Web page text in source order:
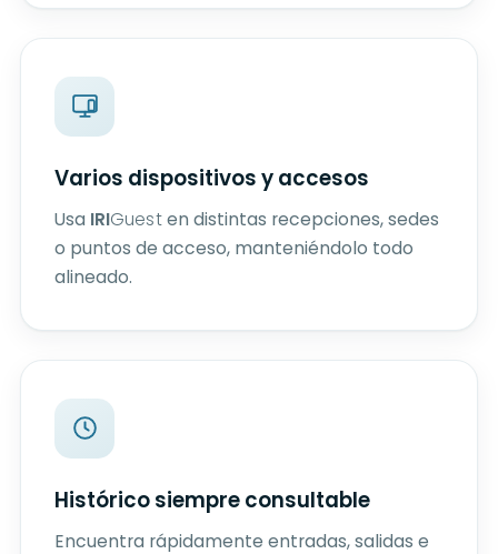
Varios dispositivos y accesos
Usa IRIGuesten distintas recepciones, sedes
o puntos de acceso, manteniéndolo todo
alineado.
Histórico siempre consultable
Encuentra rápidamente entradas, salidas e